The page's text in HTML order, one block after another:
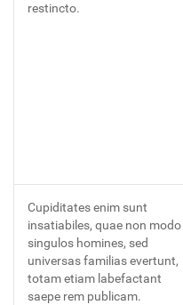
restincto.
Cupiditates enim sunt
insatiabiles, quae non modo
singulos homines, sed
universas familias evertunt,
totam etiam labefactant
saepe rem publicam.